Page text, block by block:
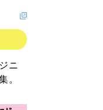
ニ
。